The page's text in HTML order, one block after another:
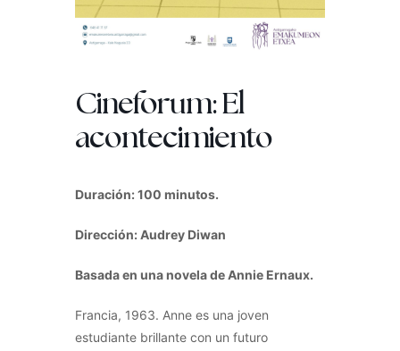
Cineforum: El
acontecimiento
Duración: 100 minutos.
Dirección: Audrey Diwan
Basada en una novela de Annie Ernaux.
Francia, 1963. Anne es una joven
estudiante brillante con un futuro